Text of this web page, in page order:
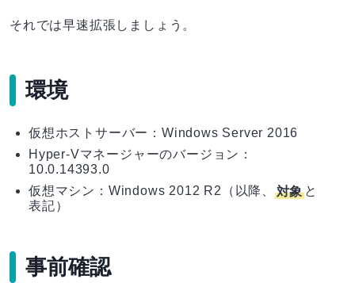
それでは早速拡張しましょう。
環境
仮想ホストサーバー：Windows Server 2016
Hyper-Vマネージャーのバージョン：
10.0.14393.0
仮想マシン：Windows 2012 R2（以降、 対象と
表記）
事前確認